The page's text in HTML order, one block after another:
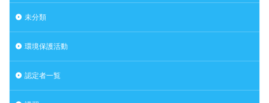
未分類
環境保護活動
認定者一覧